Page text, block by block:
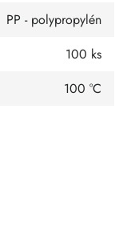
PP - polypropylén
100 ks
100 °C